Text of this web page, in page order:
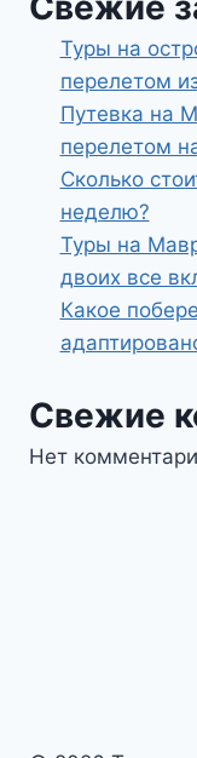
Туры на
перелетом
Путевка на
перелетом
Сколько
неделю?
Туры на
двоих все
Какое
Свежие
Нет